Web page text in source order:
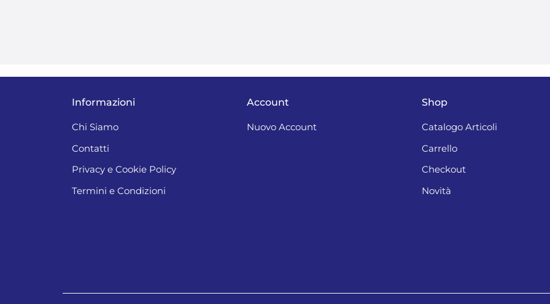
Informazioni
Chi Siamo
Contatti
Privacy e Cookie Policy
Termini e Condizioni
Account
Nuovo Account
Shop
Catalogo Articoli
Carrello
Checkout
Novità